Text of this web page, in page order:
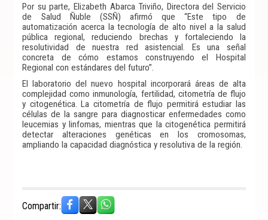
Por su parte, Elizabeth Abarca Triviño, Directora del Servicio
de Salud Ñuble (SSÑ) afirmó que “Este tipo de
automatización acerca la tecnología de alto nivel a la salud
pública regional, reduciendo brechas y fortaleciendo la
resolutividad de nuestra red asistencial. Es una señal
concreta de cómo estamos construyendo el Hospital
Regional con estándares del futuro”.
El laboratorio del nuevo hospital incorporará áreas de alta
complejidad como inmunología, fertilidad, citometría de flujo
y citogenética. La citometría de flujo permitirá estudiar las
células de la sangre para diagnosticar enfermedades como
leucemias y linfomas, mientras que la citogenética permitirá
detectar alteraciones genéticas en los cromosomas,
ampliando la capacidad diagnóstica y resolutiva de la región.
Compartir: